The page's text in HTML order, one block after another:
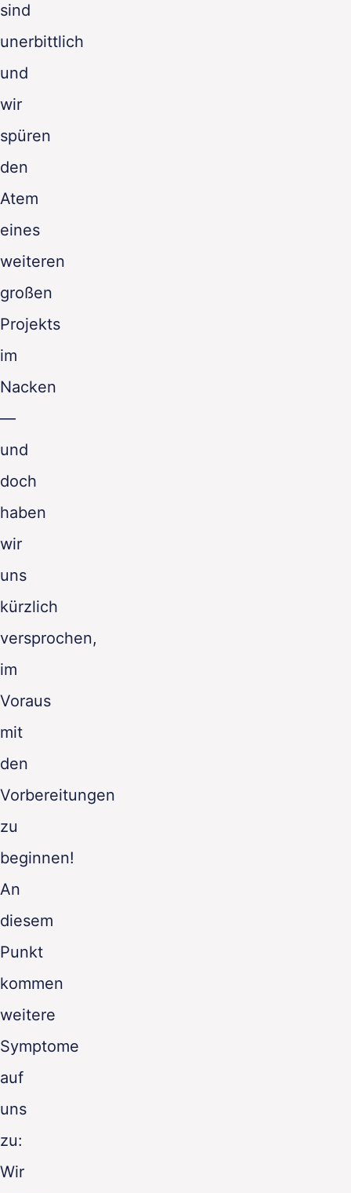
sind
unerbittlich
und
wir
spüren
den
Atem
eines
weiteren
großen
Projekts
im
Nacken
—
und
doch
haben
wir
uns
kürzlich
versprochen,
im
Voraus
mit
den
Vorbereitungen
zu
beginnen!
An
diesem
Punkt
kommen
weitere
Symptome
auf
uns
zu:
Wir